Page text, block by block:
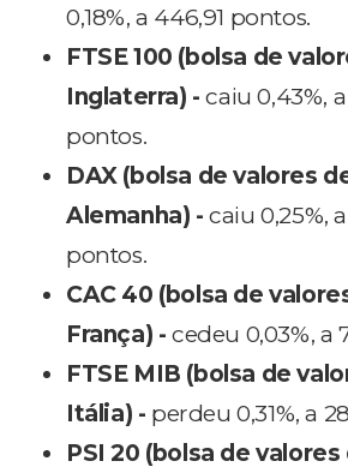
0,18%, a 446,91 pontos.
FTSE 100 (bolsa de
Inglaterra) - caiu 0,43%,
pontos.
DAX (bolsa de valores
Alemanha) -caiu 0,25%, a
pontos.
CAC 40 (bolsa de
França) - cedeu 0,03%, a
FTSE MIB (bolsa de
Itália) - perdeu 0,31%, a
PSI 20 (bolsa de